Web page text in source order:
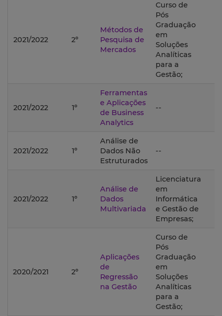
2021/2022 2º
Métodos de
Pesquisa de
Mercados
Curso de
Pós
Graduação
em
Soluções
Analíticas
para a
Gestão;
2021/2022 1º
Ferramentas
e Aplicações
de Business
Analytics
--
2021/2022 1º
Análise de
Dados Não
Estruturados
--
2021/2022 1º
Análise de
Dados
Multivariada
Licenciatura
em
Informática
e Gestão de
Empresas;
2020/2021 2º
Aplicações
de
Regressão
na Gestão
Curso de
Pós
Graduação
em
Soluções
Analíticas
para a
Gestão;